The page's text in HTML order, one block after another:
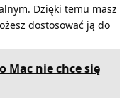
Dzięki temu masz
dostosować ją do
Mac nie chce się